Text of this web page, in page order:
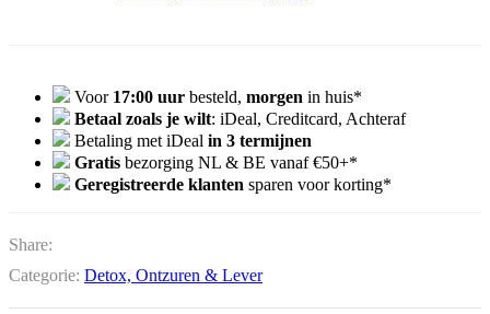
Voor 17:00 uur besteld, morgen in huis*
Betaal zoals je wilt: iDeal, Creditcard, Achteraf
Betaling met iDeal in 3 termijnen
Gratis bezorging NL & BE vanaf €50+*
Geregistreerde klanten sparen voor korting*
Share:
Categorie: Detox, Ontzuren & Lever